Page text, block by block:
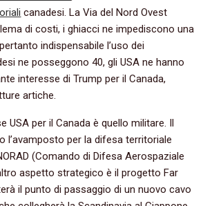
canadesi. La Via del Nord Ovest
di costi, i ghiacci ne impediscono una
indispensabile l’uso dei
ne posseggono 40, gli USA ne hanno
interesse di Trump per il Canada,
artiche.
USA per il Canada è quello militare. Il
l’avamposto per la difesa territoriale
(Comando di Difesa Aerospaziale
aspetto strategico è il progetto Far
il punto di passaggio di un nuovo cavo